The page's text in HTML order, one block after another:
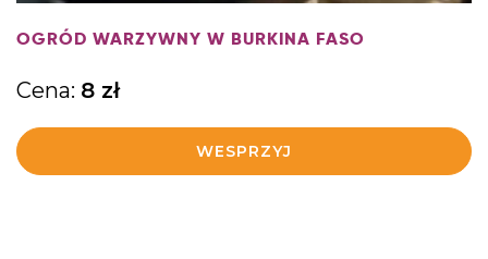
OGRÓD WARZYWNY W BURKINA FASO
Cena: 8 zł
WESPRZYJ